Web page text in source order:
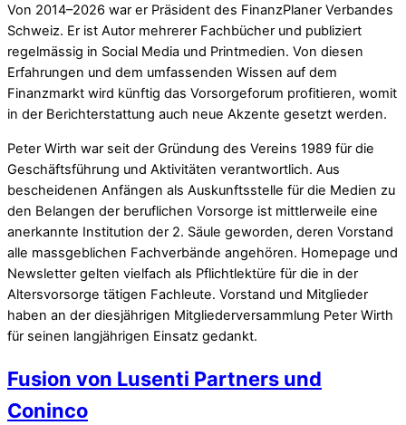
Von 2014–2026 war er Präsident des FinanzPlaner Verbandes
Schweiz. Er ist Autor mehrerer Fachbücher und publiziert
regelmässig in Social Media und Printmedien. Von diesen
Erfahrungen und dem umfassenden Wissen auf dem
Finanzmarkt wird künftig das Vorsorgeforum profitieren, womit
in der Berichterstattung auch neue Akzente gesetzt werden.
Peter Wirth war seit der Gründung des Vereins 1989 für die
Geschäftsführung und Aktivitäten verantwortlich. Aus
bescheidenen Anfängen als Auskunftsstelle für die Medien zu
den Belangen der beruflichen Vorsorge ist mittlerweile eine
anerkannte Institution der 2. Säule geworden, deren Vorstand
alle massgeblichen Fachverbände angehören. Homepage und
Newsletter gelten vielfach als Pflichtlektüre für die in der
Altersvorsorge tätigen Fachleute. Vorstand und Mitglieder
haben an der diesjährigen Mitgliederversammlung Peter Wirth
für seinen langjährigen Einsatz gedankt.
Fusion von Lusenti Partners und
Coninco